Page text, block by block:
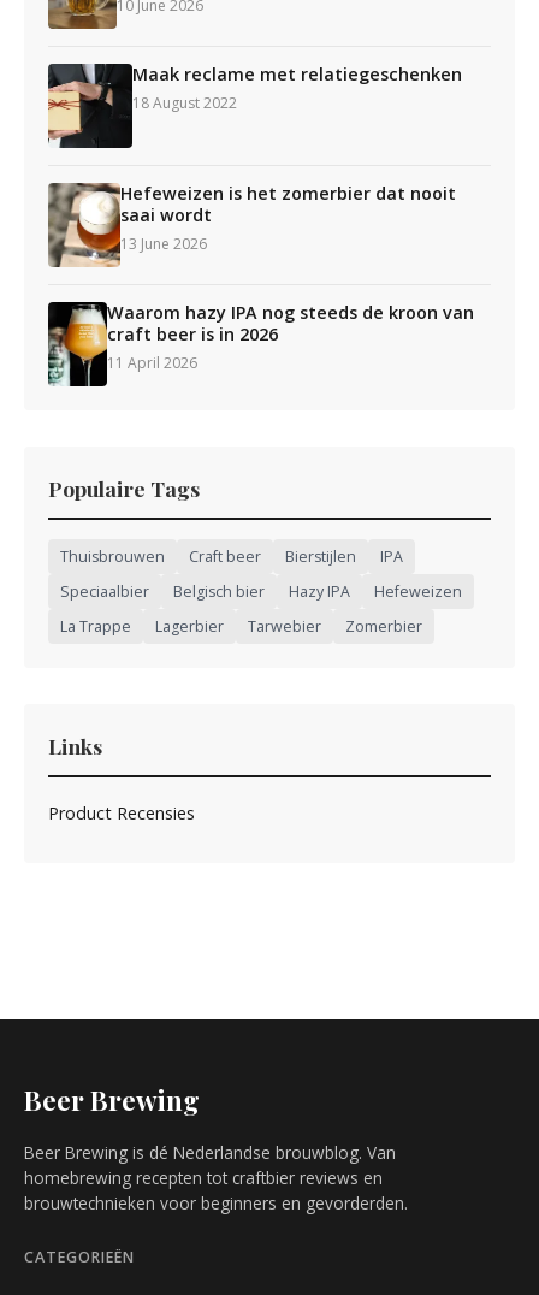
10 June 2026
Maak reclame met relatiegeschenken
18 August 2022
Hefeweizen is het zomerbier dat nooit
saai wordt
13 June 2026
Waarom hazy IPA nog steeds de kroon van
craft beer is in 2026
11 April 2026
Populaire Tags
Thuisbrouwen Craft beer Bierstijlen
IPA
Speciaalbier
Belgisch bier Hazy IPA
Hefeweizen
La Trappe
Lagerbier Tarwebier Zomerbier
Links
Product Recensies
Beer Brewing
Beer Brewing is dé Nederlandse brouwblog. Van
homebrewing recepten tot craftbier reviews en
brouwtechnieken voor beginners en gevorderden.
CATEGORIEËN